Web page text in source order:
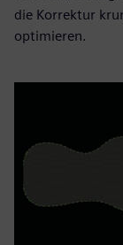
die Korrektur
optimieren.